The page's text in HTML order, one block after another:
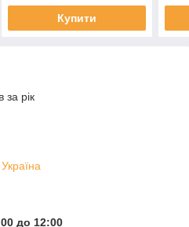
Купити
за рік
до 12:00